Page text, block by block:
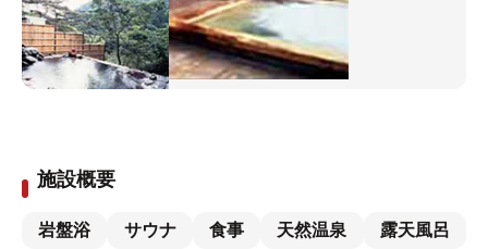
施設概要
岩盤浴 サウナ 食事 天然温泉 露天風呂